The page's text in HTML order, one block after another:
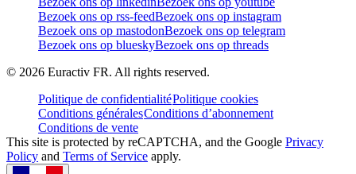
Bezoek ons op rss-feedBezoek ons op instagram
Bezoek ons op mastodonBezoek ons op telegram
Bezoek ons op blueskyBezoek ons op threads
© 2026 Euractiv FR. All rights reserved.
Politique de confidentialitéPolitique cookies
Conditions généralesConditions d’abonnement
Conditions de vente
This site is protected by reCAPTCHA, and the Google Privacy
Policy and Terms of Service apply.